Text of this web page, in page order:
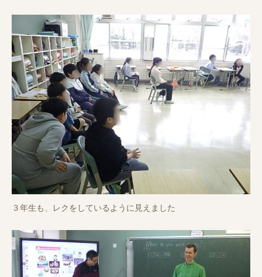
３年生も、レクをしているように見えました